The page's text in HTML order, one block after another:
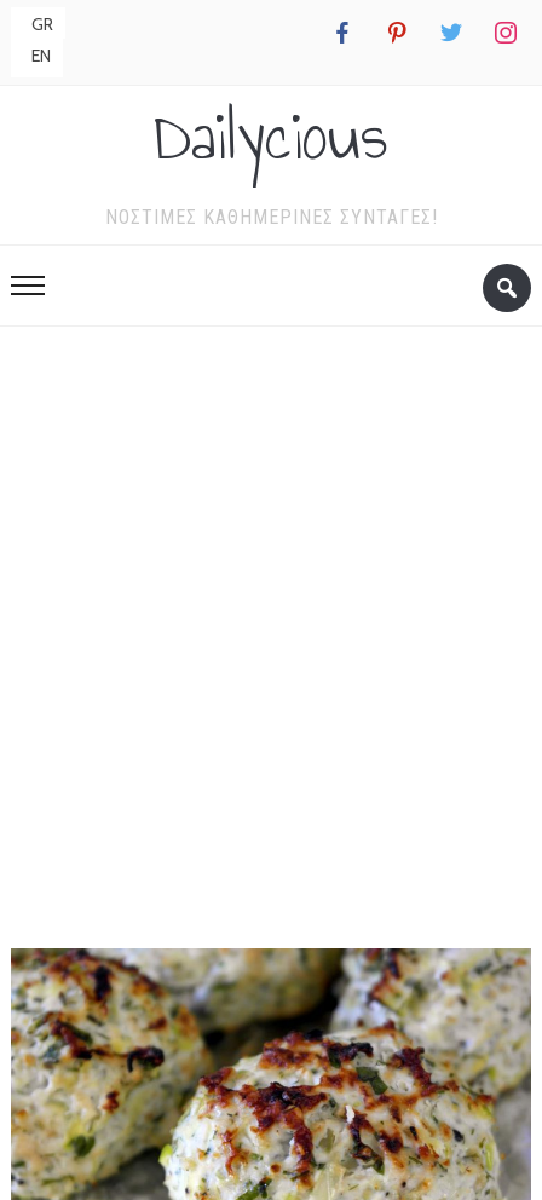
facebook pinterest twitter
GR
EN
Dailycious
ΝΌΣΤΙΜΕΣ ΚΑΘΗΜΕΡΙΝΈΣ ΣΥΝΤΑΓΈΣ!